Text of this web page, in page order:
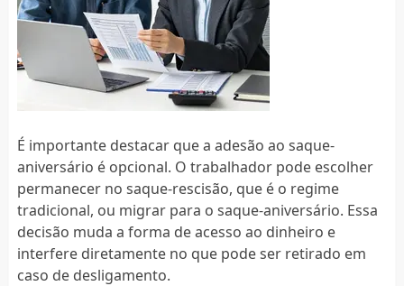
É importante destacar que a adesão ao saque-
aniversário é opcional. O trabalhador pode escolher
permanecer no saque-rescisão, que é o regime
tradicional, ou migrar para o saque-aniversário. Essa
decisão muda a forma de acesso ao dinheiro e
interfere diretamente no que pode ser retirado em
caso de desligamento.